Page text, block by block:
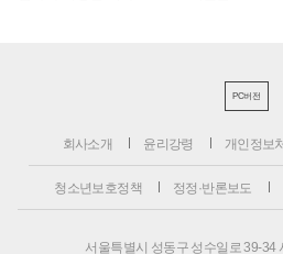
PC버전
회사소개 윤리강령 개인정보
청소년보호정책 정정·반론보도
서울특별시 성동구 성수일로 39-34